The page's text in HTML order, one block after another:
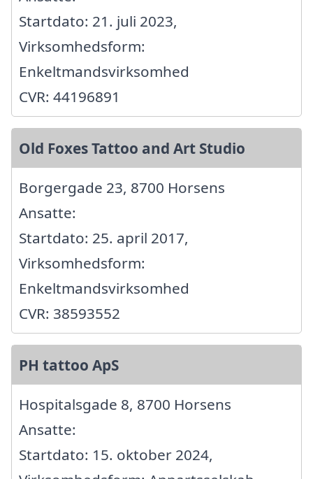
Startdato: 21. juli 2023,
Virksomhedsform:
Enkeltmandsvirksomhed
CVR: 44196891
Old Foxes Tattoo and Art Studio
Borgergade 23, 8700 Horsens
Ansatte:
Startdato: 25. april 2017,
Virksomhedsform:
Enkeltmandsvirksomhed
CVR: 38593552
PH tattoo ApS
Hospitalsgade 8, 8700 Horsens
Ansatte:
Startdato: 15. oktober 2024,